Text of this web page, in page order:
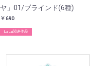
ヤ」01/ブラインド(6種)
￥690
LaLa関連作品